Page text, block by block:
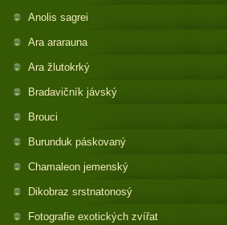
Anolis sagrei
Ara ararauna
Ara žlutokrký
Bradavičník jávský
Brouci
Burunduk páskovaný
Chamaleon jemenský
Dikobraz srstnatonosý
Fotografie exotických zvířat